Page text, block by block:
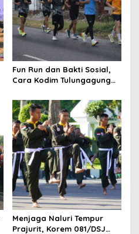
Fun Run dan Bakti Sosial,
Cara Kodim Tulungagung
dengan Warga
Menjaga Naluri Tempur
Prajurit, Korem 081/DSJ